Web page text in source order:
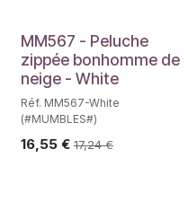
MM567 - Peluche
zippée bonhomme de
neige - White
Réf. MM567-White
(#MUMBLES#)
16,55 € 17,24€